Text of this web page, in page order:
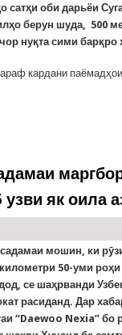
сатҳи оби дарьёи
берун шуда, 500
нуқта сими барқро
кардани
боиси қатъи
як оила
мошин, ки
50-уми
се шаҳрванди
расиданд. Дар
“Daewoo Nexia” бо